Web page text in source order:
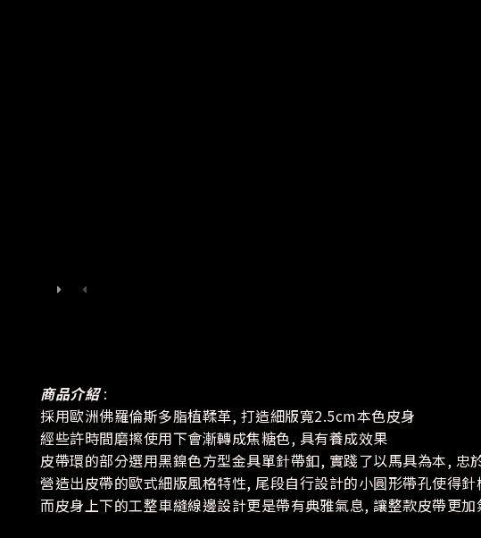
商品介紹:
採用歐洲佛羅倫斯多脂植鞣革, 打造細版寬2.5cm本色皮身
經些許時間磨擦使用下會漸轉成焦糖色, 具有養成效果
皮帶環的部分選用黑鎳色方型金具單針帶釦, 實踐了以馬具為本, 忠
營造出皮帶的歐式細版風格特性, 尾段自行設計的小圓形帶孔使得
而皮身上下的工整車縫線邊設計更是帶有典雅氣息, 讓整款皮帶更